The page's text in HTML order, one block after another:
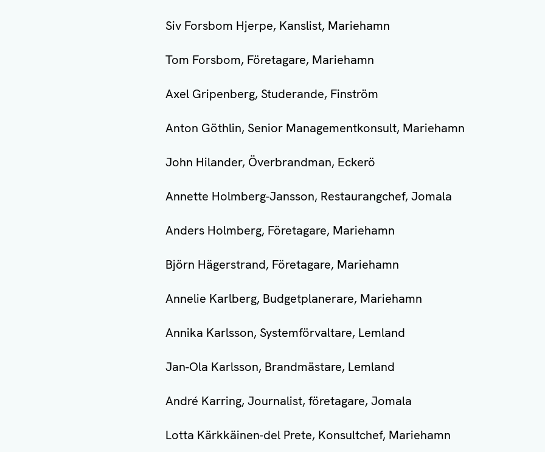
Siv Forsbom Hjerpe, Kanslist, Mariehamn
Tom Forsbom, Företagare, Mariehamn
Axel Gripenberg, Studerande, Finström
Anton Göthlin, Senior Managementkonsult, Mariehamn
John Hilander, Överbrandman, Eckerö
Annette Holmberg-Jansson, Restaurangchef, Jomala
Anders Holmberg, Företagare, Mariehamn
Björn Hägerstrand, Företagare, Mariehamn
Annelie Karlberg, Budgetplanerare, Mariehamn
Annika Karlsson, Systemförvaltare, Lemland
Jan-Ola Karlsson, Brandmästare, Lemland
André Karring, Journalist, företagare, Jomala
Lotta Kärkkäinen-del Prete, Konsultchef, Mariehamn